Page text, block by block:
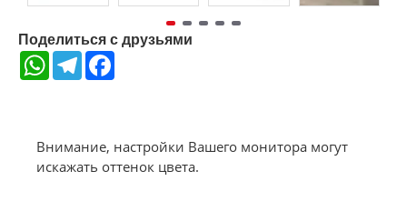
Поделиться с друзьями
WhatsAppTelegram
Внимание, настройки Вашего монитора могут
искажать оттенок цвета.